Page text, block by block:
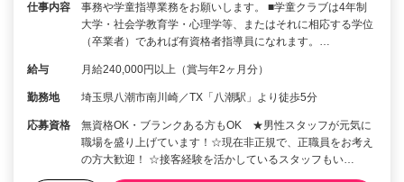
仕事内容
事務や学童指導業務をお願いします。 ■学童クラブは4年制
大学・社会学教育学・心理学等、またはそれに相応する学位
（卒業者）であれば有資格者指導員になれます。…
給与 月給240,000円以上（賞与年2ヶ月分）
勤務地 埼玉県八潮市南川崎／TX「八潮駅」より徒歩5分
応募資格
無資格OK・ブランクある方もOK ★男性スタッフが元気に
職場を盛り上げています！☆現在非正規で、正職員をお考え
の方大歓迎！ ☆接客経験を活かしているスタッフもい…